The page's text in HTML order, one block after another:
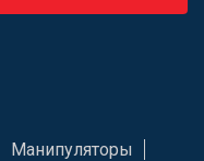
Манипуляторы